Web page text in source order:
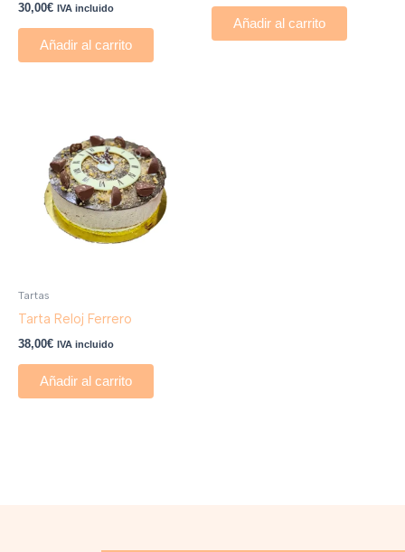
30,00€ IVA incluido
Añadir al carrito
Añadir al carrito
Tartas
Tarta Reloj Ferrero
38,00€ IVA incluido
Añadir al carrito